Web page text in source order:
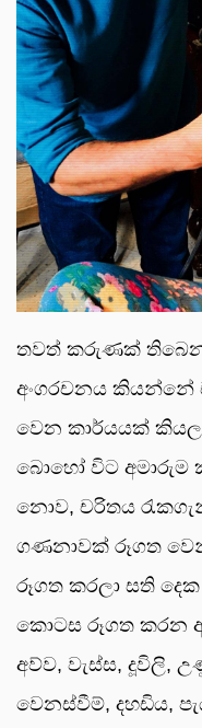
තවත් කරුණක්
අංගරචනය කියන්නේ
වෙන කාර්යයක්
බොහෝ විට අමාරුම
නොව, චරිතය
ගණනාවක් රූගත
රූගත කරලා සති
කොටස රූගත කරන
අව්ව, වැස්ස, දූවිලි,
වෙනස්වීම්, දහඩිය,